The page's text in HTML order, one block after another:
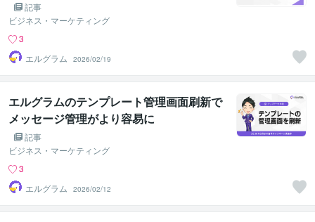
記事
ビジネス・マーケティング
3
エルグラム
2026/02/19
エルグラムのテンプレート管理画面刷新で
メッセージ管理がより容易に
記事
ビジネス・マーケティング
3
エルグラム
2026/02/12